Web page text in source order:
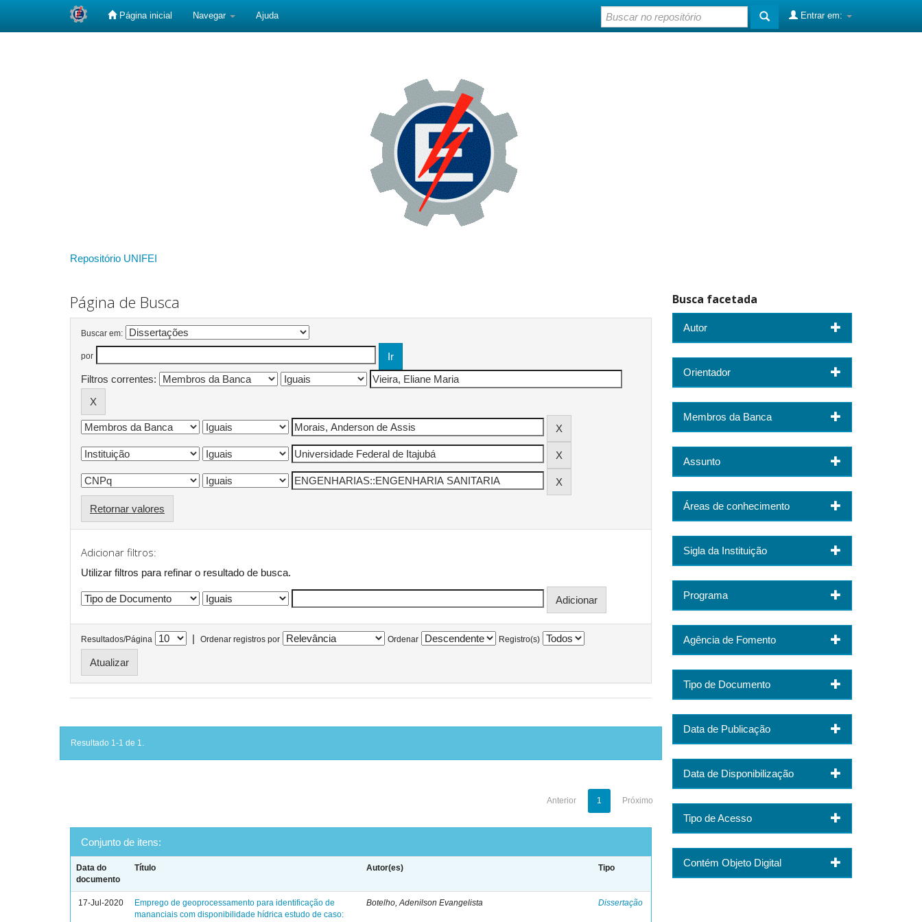
Página inicial Navegar Ajuda Entrar em:
Repositório UNIFEI
Página de Busca
Buscar em:
por
Filtros correntes:
Retornar valores
Adicionar filtros:
Utilizar filtros para refinar o resultado de busca.
Resultados/Página | Ordenar registros por Ordenar Registro(s)
Resultado 1-1 de 1.
Anterior 1 Próximo
Conjunto de itens:
Data do
documento
Título Autor(es) Tipo
17-Jul-2020
Emprego de geoprocessamento para identificação de
mananciais com disponibilidade hídrica estudo de caso:
Botelho, Adenilson Evangelista Dissertação
Busca facetada
Autor
Orientador
Membros da Banca
Assunto
Áreas de conhecimento
Sigla da Instituição
Programa
Agência de Fomento
Tipo de Documento
Data de Publicação
Data de Disponibilização
Tipo de Acesso
Contém Objeto Digital